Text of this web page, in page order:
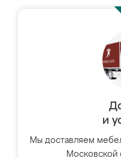
и
Мы доставляем
Московской